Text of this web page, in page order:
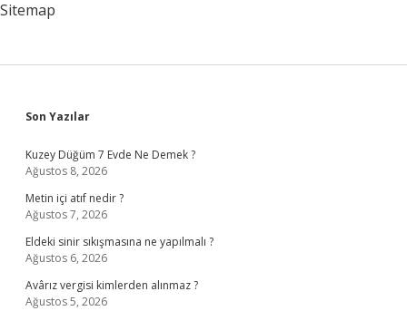
Sitemap
Sidebar
Son Yazılar
Kuzey Düğüm 7 Evde Ne Demek ?
Ağustos 8, 2026
Metin içi atıf nedir ?
Ağustos 7, 2026
Eldeki sinir sıkışmasına ne yapılmalı ?
Ağustos 6, 2026
Avârız vergisi kimlerden alınmaz ?
Ağustos 5, 2026